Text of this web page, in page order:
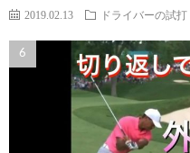
2019.02.13 ドライバーの試